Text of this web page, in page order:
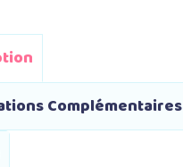
Complémentaires